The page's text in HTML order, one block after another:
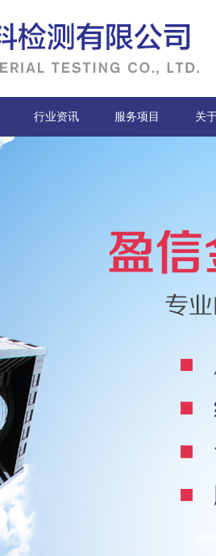
行业资讯 服务项目 关